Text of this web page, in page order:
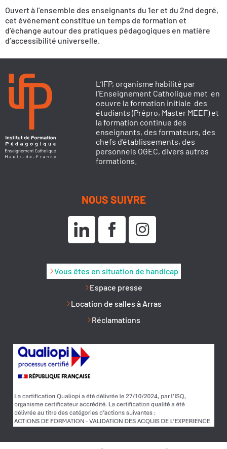
Ouvert à l’ensemble des enseignants du 1er et du 2nd degré,
cet événement constitue un temps de formation et
d’échange autour des pratiques pédagogiques en matière
d’accessibilité universelle.
L’IFP, organisme habilité par
l’Enseignement Catholique met en
oeuvre la formation initiale des
étudiants (Prépro, Master MEEF) et
la formation continue des
enseignants, des formateurs, des
chefs d’établissements, des
personnels OGEC, divers autres
formations.
NOUS SUIVRE
Vous êtes en situation de handicap
Espace presse
Location de salles à Arras
Réclamations